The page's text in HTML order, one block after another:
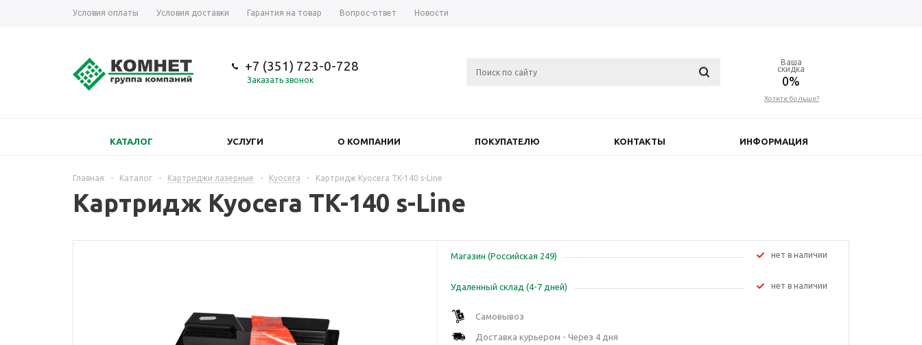
Условия оплаты Условия доставки Гарантия на товар Вопрос-ответ Новости
+7 (351) 723-0-728
Заказать звонок
Ваша
скидка
0%
Хотите больше?
КАТАЛОГ УСЛУГИ О КОМПАНИИ ПОКУПАТЕЛЮ КОНТАКТЫ ИНФОРМАЦИЯ
Главная - Каталог - Картриджи лазерные - Kyocera - Картридж Kyocera TK-140 s-Line
Картридж Kyocera TK-140 s-Line
Магазин (Российская 249) Нет в наличии
Удаленный склад (4-7 дней) Нет в наличии
Самовывоз
Доставка курьером - Через 4 дня